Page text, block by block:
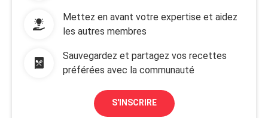
Mettez en avant votre expertise et aidez
les autres membres
Sauvegardez et partagez vos recettes
préférées avec la communauté
S'INSCRIRE